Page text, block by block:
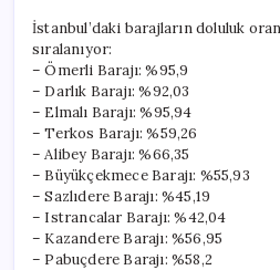
İstanbul’daki barajların doluluk
sıralanıyor:
– Ömerli Barajı: %95,9
– Darlık Barajı: %92,03
– Elmalı Barajı: %95,94
– Terkos Barajı: %59,26
– Alibey Barajı: %66,35
– Büyükçekmece Barajı: %55,93
– Sazlıdere Barajı: %45,19
– Istrancalar Barajı: %42,04
– Kazandere Barajı: %56,95
– Pabuçdere Barajı: %58,2